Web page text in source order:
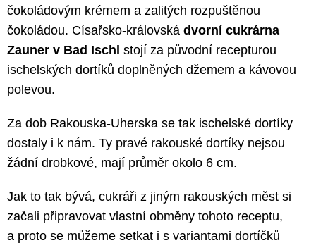
čokoládovým krémem a zalitých rozpuštěnou
čokoládou. Císařsko-královská dvorní cukrárna
Zauner v Bad Ischl stojí za původní recepturou
ischelských dortíků doplněných džemem a kávovou
polevou.
Za dob Rakouska-Uherska se tak ischelské dortíky
dostaly i k nám. Ty pravé rakouské dortíky nejsou
žádní drobkové, mají průměr okolo 6 cm.
Jak to tak bývá, cukráři z jiným rakouských měst si
začali připravovat vlastní obměny tohoto receptu,
a proto se můžeme setkat i s variantami dortíčků